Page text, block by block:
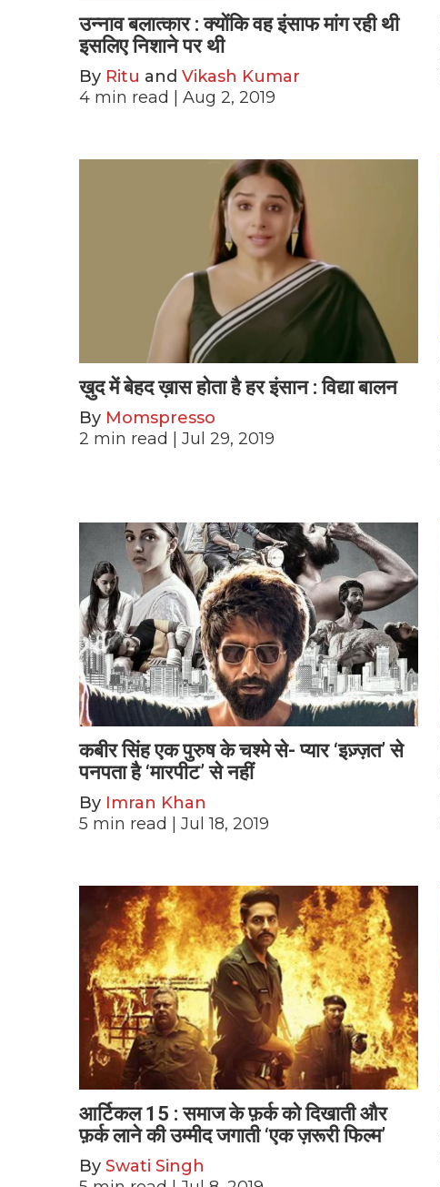
उन्नाव बलात्कार : क्योंकि वह इंसाफ मांग रही थी
इसलिए निशाने पर थी
By Ritu and Vikash Kumar
4 min read | Aug 2, 2019
ख़ुद में बेहद ख़ास होता है हर इंसान : विद्या बालन
By Momspresso
2 min read | Jul 29, 2019
कबीर सिंह एक पुरुष के चश्मे से- प्यार ‘इज़्ज़त’ से
पनपता है ‘मारपीट’ से नहीं
By Imran Khan
5 min read | Jul 18, 2019
आर्टिकल 15 : समाज के फ़र्क को दिखाती और
फ़र्क लाने की उम्मीद जगाती ‘एक ज़रूरी फिल्म’
By Swati Singh